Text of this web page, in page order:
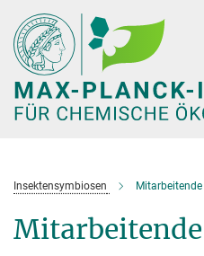
Hauptinhalt
Insektensymbiosen Mitarbeitende